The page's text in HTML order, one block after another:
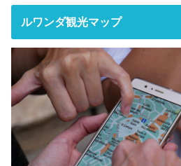
ルワンダ観光マップ